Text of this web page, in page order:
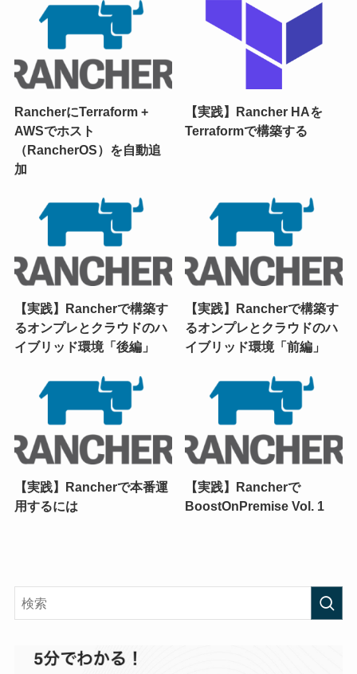
RancherにTerraform +
AWSでホスト
（RancherOS）を自動追
加
【実践】Rancher HAを
Terraformで構築する
【実践】Rancherで構築す
るオンプレとクラウドのハ
イブリッド環境「後編」
【実践】Rancherで構築す
るオンプレとクラウドのハ
イブリッド環境「前編」
【実践】Rancherで本番運
用するには
【実践】Rancherで
BoostOnPremise Vol. 1